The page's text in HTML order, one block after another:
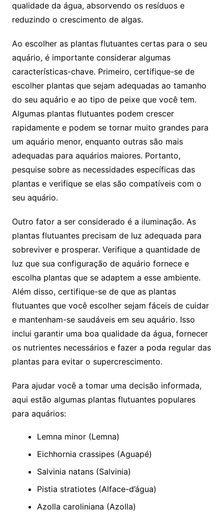
qualidade da⁤ água, absorvendo os resíduos e
reduzindo o crescimento de algas.
Ao escolher as plantas flutuantes certas para o⁢ seu
aquário, é importante⁣ considerar algumas
características-chave. Primeiro, certifique-se de
escolher plantas que ​sejam adequadas ao ⁢tamanho
do ‍seu ‍aquário e ao‌ tipo de peixe que você tem.
Algumas plantas ⁣flutuantes podem crescer
rapidamente e podem se tornar muito grandes para
um aquário menor, enquanto outras ‍são mais
adequadas ‌para aquários maiores.⁤ Portanto,
pesquise sobre as necessidades ⁣específicas das
plantas e verifique se elas são compatíveis com ⁣o
seu aquário.
Outro ‍fator a ser considerado é a iluminação. ⁤As⁤
plantas flutuantes precisam⁢ de luz⁣ adequada para
sobreviver ‍e prosperar. Verifique a quantidade de
‌luz ‍que sua configuração de ⁢aquário ‍fornece e
escolha plantas que se adaptem a ‌esse ambiente.
Além ​disso, certifique-se de‍ que as plantas‍
flutuantes⁢ que‍ você ​escolher sejam fáceis ⁤de cuidar
e ​mantenham-se‌ saudáveis ⁢em seu aquário. Isso
inclui garantir uma​ boa qualidade da água,⁣ fornecer
os nutrientes necessários⁤ e fazer a poda regular das​
plantas para evitar o supercrescimento.
Para ajudar você a ​tomar uma decisão informada,
aqui estão algumas⁤ plantas flutuantes populares
para aquários:
Lemna minor (Lemna)
Eichhornia crassipes (Aguapé)
Salvinia natans (Salvinia)
Pistia ​stratiotes (Alface-d’água)
Azolla caroliniana (Azolla)